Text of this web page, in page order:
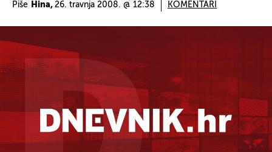
Piše Hina, 26. travnja 2008. @ 12:38 KOMENTARI